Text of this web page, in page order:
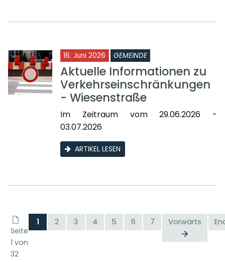
16. Juni 2026 GEMEINDE
Aktuelle Informationen zu
Verkehrseinschränkungen
- Wiesenstraße
Im Zeitraum vom 29.06.2026 -
03.07.2026
ARTIKEL LESEN
Seite
1 von
32
1 2 3 4 5 6 7 Vorwärts